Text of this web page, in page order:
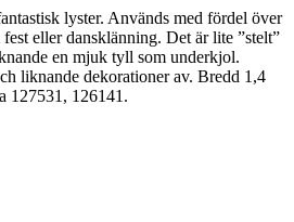
lyster. Används med fördel över
eller dansklänning. Det är lite ”stelt”
en mjuk tyll som underkjol.
liknande dekorationer av. Bredd 1,4
127531, 126141.